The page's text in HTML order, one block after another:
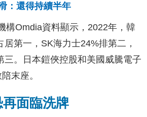
：還得持續半年
構Omdia資料顯示，2022年，韓
第一，SK海力士24%排第二，
三。日本鎧俠控股和美國威騰電子
末座。
面臨洗牌